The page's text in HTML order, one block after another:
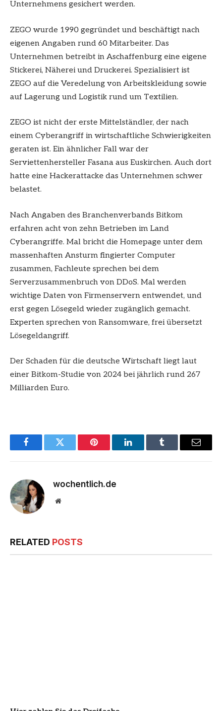
Unternehmens gesichert werden.
ZEGO wurde 1990 gegründet und beschäftigt nach
eigenen Angaben rund 60 Mitarbeiter. Das
Unternehmen betreibt in Aschaffenburg eine eigene
Stickerei, Näherei und Druckerei. Spezialisiert ist
ZEGO auf die Veredelung von Arbeitskleidung sowie
auf Lagerung und Logistik rund um Textilien.
ZEGO ist nicht der erste Mittelständler, der nach
einem Cyberangriff in wirtschaftliche Schwierigkeiten
geraten ist. Ein ähnlicher Fall war der
Serviettenhersteller Fasana aus Euskirchen. Auch dort
hatte eine Hackerattacke das Unternehmen schwer
belastet.
Nach Angaben des Branchenverbands Bitkom
erfahren acht von zehn Betrieben im Land
Cyberangriffe. Mal bricht die Homepage unter dem
massenhaften Ansturm fingierter Computer
zusammen, Fachleute sprechen bei dem
Serverzusammenbruch von DDoS. Mal werden
wichtige Daten von Firmenservern entwendet, und
erst gegen Lösegeld wieder zugänglich gemacht.
Experten sprechen von Ransomware, frei übersetzt
Lösegeldangriff.
Der Schaden für die deutsche Wirtschaft liegt laut
einer Bitkom-Studie von 2024 bei jährlich rund 267
Milliarden Euro.
FacebookTwitter Pinterest LinkedInTumblr Email
wochentlich.de
Website
RELATED POSTS